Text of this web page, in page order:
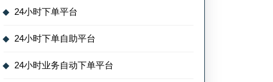
24小时下单平台
24小时下单自助平台
24小时业务自动下单平台